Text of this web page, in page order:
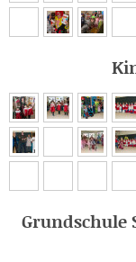
Grundschule